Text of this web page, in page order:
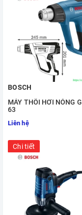
BOSCH
MÁY THỔI HƠI NÓNG
63
Liên hệ
Chi tiết